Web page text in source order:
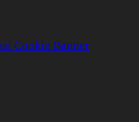
Cookie Banner